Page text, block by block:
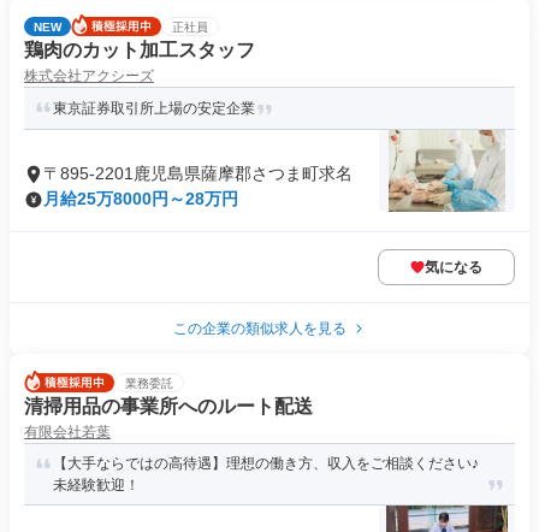
NEW 正社員
鶏肉のカット加工スタッフ
株式会社アクシーズ
東京証券取引所上場の安定企業
〒895-2201鹿児島県薩摩郡さつま町求名
月給25万8000円～28万円
気になる
この企業の類似求人を見る
業務委託
清掃用品の事業所へのルート配送
有限会社若葉
【大手ならではの高待遇】理想の働き方、収入をご相談ください♪
未経験歓迎！